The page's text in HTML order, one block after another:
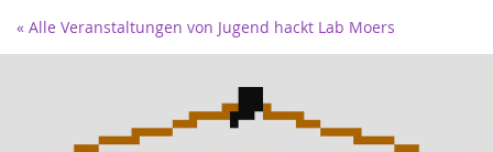
« Alle Veranstaltungen von Jugend hackt Lab Moers